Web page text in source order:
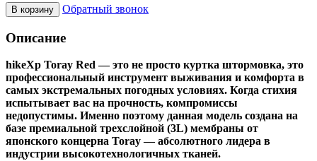
В корзину Обратный звонок
Описание
hikeXp Toray Red — это не просто куртка штормовка, это
профессиональный инструмент выживания и комфорта в
самых экстремальных погодных условиях. Когда стихия
испытывает вас на прочность, компромиссы
недопустимы. Именно поэтому данная модель создана на
базе премиальной трехслойной (3L) мембраны от
японского концерна Toray — абсолютного лидера в
индустрии высокотехнологичных тканей.